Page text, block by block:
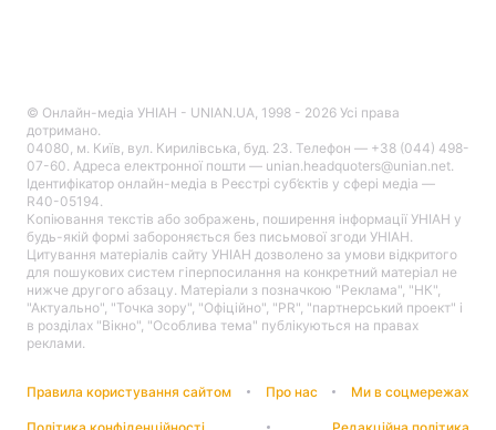
© Онлайн-медіа УНІАН - UNIAN.UA, 1998 - 2026 Усі права
дотримано.
04080, м. Київ, вул. Кирилівська, буд. 23. Телефон — +38 (044) 498-
07-60. Адреса електронної пошти — unian.headquoters@unian.net.
Ідентифікатор онлайн-медіа в Реєстрі суб’єктів у сфері медіа —
R40-05194.
Копіювання текстів або зображень, поширення інформації УНІАН у
будь-якій формі забороняється без письмової згоди УНІАН.
Цитування матеріалів сайту УНІАН дозволено за умови відкритого
для пошукових систем гіперпосилання на конкретний матеріал не
нижче другого абзацу. Матеріали з позначкою "Реклама", "НК",
"Актуально", "Точка зору", "Офіційно", "PR", "партнерський проект" і
в розділах "Вікно", "Особлива тема" публікуються на правах
реклами.
Правила користування сайтом Про нас Ми в соцмережах